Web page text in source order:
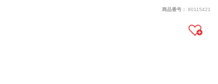
商品番号： 80115421